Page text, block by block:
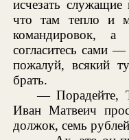
исчезать
что там тепло и
командировок,
согласитесь сами
пожалуй, всякий
брать.
— Порадейте,
Иван Матвеич
должок, семь